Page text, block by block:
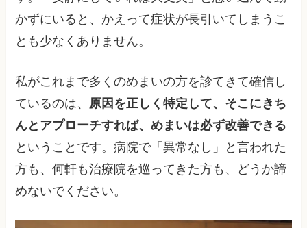
かずにいると、かえって症状が長引いてしまうこ
とも少なくありません。
私がこれまで多くのめまいの方を診てきて確信し
ているのは、 原因を正しく特定して、そこにきち
んとアプローチすれば、めまいは必ず改善できる
ということです。病院で「異常なし」と言われた
方も、何軒も治療院を巡ってきた方も、どうか諦
めないでください。